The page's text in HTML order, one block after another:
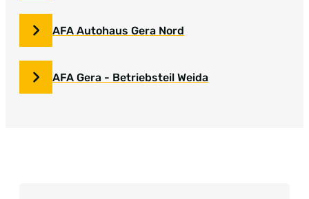
AFA Autohaus Gera Nord
AFA Gera - Betriebsteil Weida